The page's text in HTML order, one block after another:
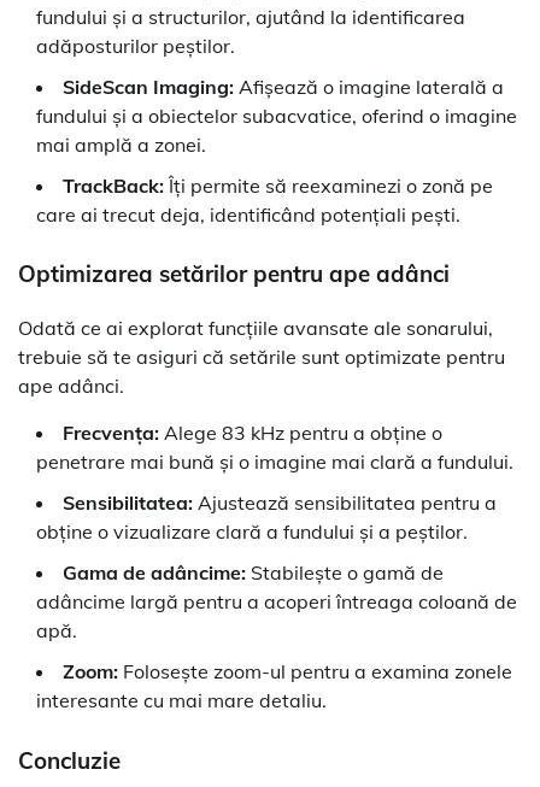
fundului și a structurilor, ajutând la identificarea
adăposturilor peștilor.
SideScan Imaging: Afișează o imagine laterală a
fundului și a obiectelor subacvatice, oferind o imagine
mai amplă a zonei.
TrackBack: Îți permite să reexaminezi o zonă pe
care ai trecut deja, identificând potențiali pești.
Optimizarea setărilor pentru ape adânci
Odată ce ai explorat funcțiile avansate ale sonarului,
trebuie să te asiguri că setările sunt optimizate pentru
ape adânci.
Frecvența: Alege 83 kHz pentru a obține o
penetrare mai bună și o imagine mai clară a fundului.
Sensibilitatea: Ajustează sensibilitatea pentru a
obține o vizualizare clară a fundului și a peștilor.
Gama de adâncime: Stabilește o gamă de
adâncime largă pentru a acoperi întreaga coloană de
apă.
Zoom: Folosește zoom-ul pentru a examina zonele
interesante cu mai mare detaliu.
Concluzie